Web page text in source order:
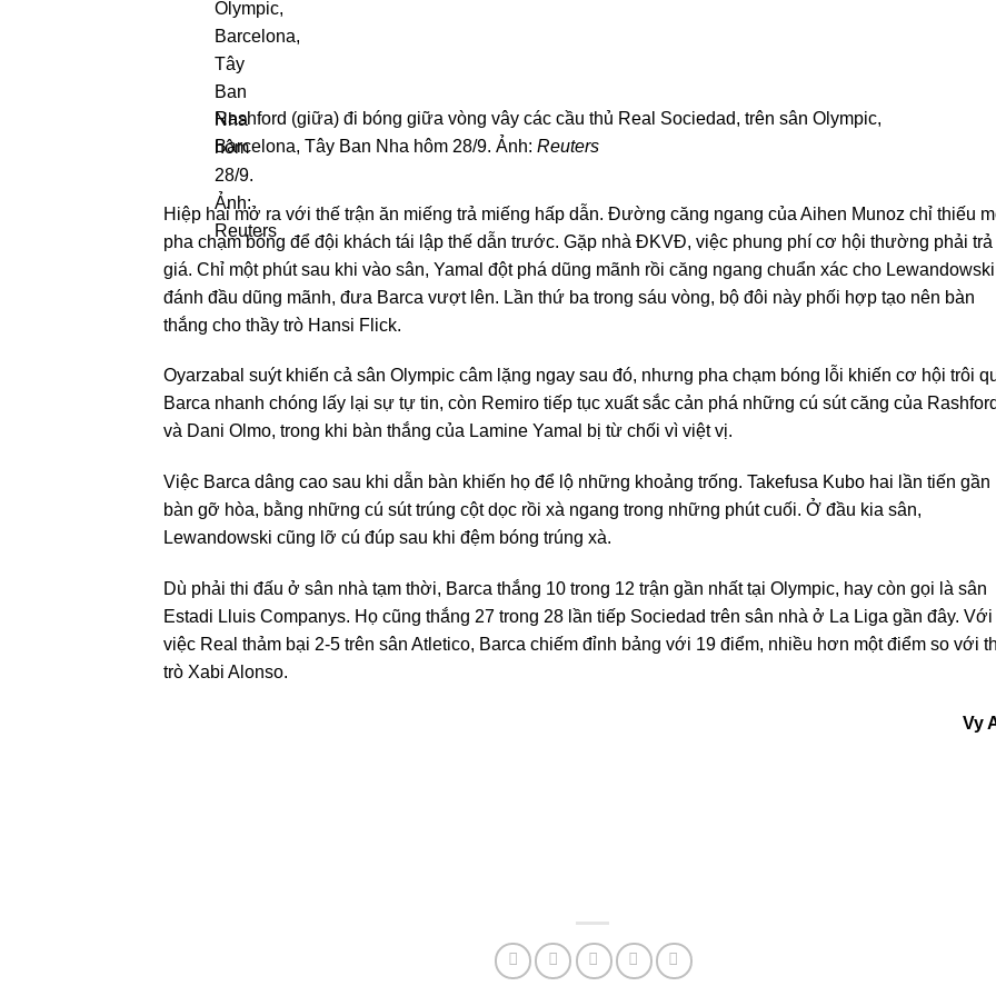
Rashford (giữa) đi bóng giữa vòng vây các cầu thủ Real Sociedad, trên sân Olympic,
Barcelona, Tây Ban Nha hôm 28/9. Ảnh:Reuters
Hiệp hai mở ra với thế trận ăn miếng trả miếng hấp dẫn. Đường căng ngang của Aihen Munoz chỉ thiếu
pha chạm bóng để đội khách tái lập thế dẫn trước. Gặp nhà ĐKVĐ, việc phung phí cơ hội thường phải trả
giá. Chỉ một phút sau khi vào sân, Yamal đột phá dũng mãnh rồi căng ngang chuẩn xác cho Lewandowski
đánh đầu dũng mãnh, đưa Barca vượt lên. Lần thứ ba trong sáu vòng, bộ đôi này phối hợp tạo nên bàn
thắng cho thầy trò Hansi Flick.
Oyarzabal suýt khiến cả sân Olympic câm lặng ngay sau đó, nhưng pha chạm bóng lỗi khiến cơ hội trôi
Barca nhanh chóng lấy lại sự tự tin, còn Remiro tiếp tục xuất sắc cản phá những cú sút căng của Rashford
và Dani Olmo, trong khi bàn thắng của Lamine Yamal bị từ chối vì việt vị.
Việc Barca dâng cao sau khi dẫn bàn khiến họ để lộ những khoảng trống. Takefusa Kubo hai lần tiến gần
bàn gỡ hòa, bằng những cú sút trúng cột dọc rồi xà ngang trong những phút cuối. Ở đầu kia sân,
Lewandowski cũng lỡ cú đúp sau khi đệm bóng trúng xà.
Dù phải thi đấu ở sân nhà tạm thời, Barca thắng 10 trong 12 trận gần nhất tại Olympic, hay còn gọi là sân
Estadi Lluis Companys. Họ cũng thắng 27 trong 28 lần tiếp Sociedad trên sân nhà ở La Liga gần đây. Với
việc Real thảm bại 2-5 trên sân Atletico, Barca chiếm đỉnh bảng với 19 điểm, nhiều hơn một điểm so với
trò Xabi Alonso.
Vy